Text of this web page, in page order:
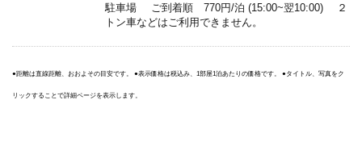
駐車場
ご到着順 770円/泊 (15:00~翌10:00) ２
トン車などはご利用できません。
●距離は直線距離、おおよその目安です。 ●表示価格は税込み、1部屋1泊あたりの価格です。 ●タイトル、写真をク
リックすることで詳細ページを表示します。